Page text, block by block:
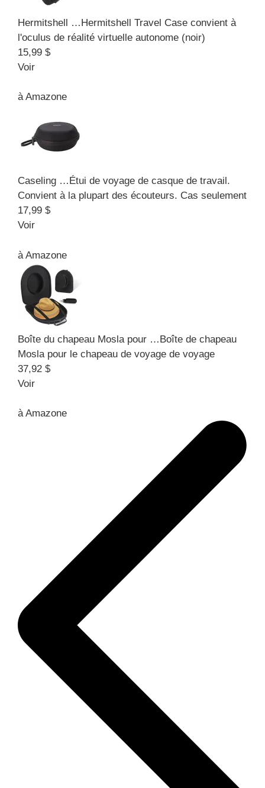
Hermitshell …Hermitshell Travel Case convient à
l'oculus de réalité virtuelle autonome (noir)
15,99 $
Voir
àAmazone
Caseling …Étui de voyage de casque de travail.
Convient à la plupart des écouteurs. Cas seulement
17,99 $
Voir
à Amazone
Boîte du chapeau Mosla pour …Boîte de chapeau
Mosla pour le chapeau de voyage de voyage
37,92 $
Voir
àAmazone